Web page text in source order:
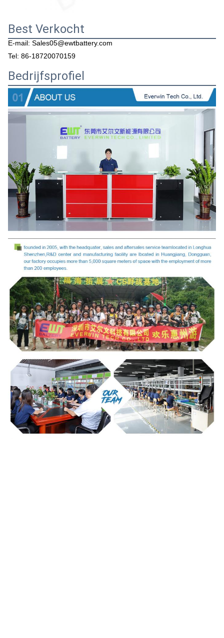
Best Verkocht
E-mail: Sales05@ewtbattery.com
Tel: 86-18720070159
Bedrijfsprofiel